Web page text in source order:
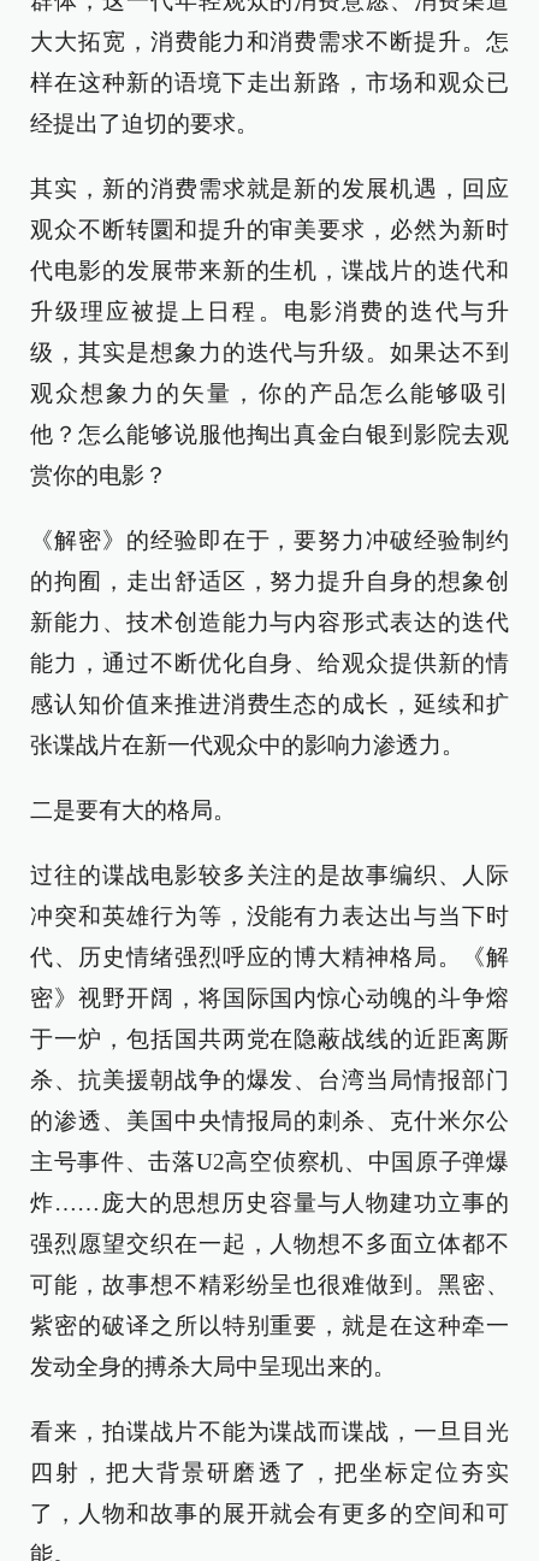
大大拓宽，消费能力和消费需求不断提升。怎
样在这种新的语境下走出新路，市场和观众已
经提出了迫切的要求。
其实，新的消费需求就是新的发展机遇，回应
观众不断转圜和提升的审美要求，必然为新时
代电影的发展带来新的生机，谍战片的迭代和
升级理应被提上日程。电影消费的迭代与升
级，其实是想象力的迭代与升级。如果达不到
观众想象力的矢量，你的产品怎么能够吸引
他？怎么能够说服他掏出真金白银到影院去观
赏你的电影？
《解密》的经验即在于，要努力冲破经验制约
的拘囿，走出舒适区，努力提升自身的想象创
新能力、技术创造能力与内容形式表达的迭代
能力，通过不断优化自身、给观众提供新的情
感认知价值来推进消费生态的成长，延续和扩
张谍战片在新一代观众中的影响力渗透力。
二是要有大的格局。
过往的谍战电影较多关注的是故事编织、人际
冲突和英雄行为等，没能有力表达出与当下时
代、历史情绪强烈呼应的博大精神格局。《解
密》视野开阔，将国际国内惊心动魄的斗争熔
于一炉，包括国共两党在隐蔽战线的近距离厮
杀、抗美援朝战争的爆发、台湾当局情报部门
的渗透、美国中央情报局的刺杀、克什米尔公
主号事件、击落U2高空侦察机、中国原子弹爆
炸……庞大的思想历史容量与人物建功立事的
强烈愿望交织在一起，人物想不多面立体都不
可能，故事想不精彩纷呈也很难做到。黑密、
紫密的破译之所以特别重要，就是在这种牵一
发动全身的搏杀大局中呈现出来的。
看来，拍谍战片不能为谍战而谍战，一旦目光
四射，把大背景研磨透了，把坐标定位夯实
了，人物和故事的展开就会有更多的空间和可
能。